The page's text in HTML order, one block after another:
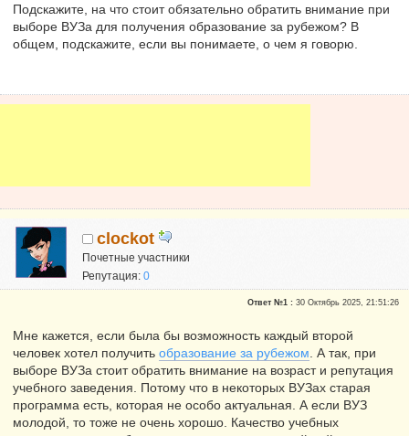
Подскажите, на что стоит обязательно обратить внимание при
выборе ВУЗа для получения образование за рубежом? В
общем, подскажите, если вы понимаете, о чем я говорю.
clockot
Почетные участники
Репутация:0
Ответ №1 :30 Октябрь 2025, 21:51:26
Мне кажется, если была бы возможность каждый второй
человек хотел получить образование за рубежом. А так, при
выборе ВУЗа стоит обратить внимание на возраст и репутация
учебного заведения. Потому что в некоторых ВУЗах старая
программа есть, которая не особо актуальная. А если ВУЗ
молодой, то тоже не очень хорошо. Качество учебных